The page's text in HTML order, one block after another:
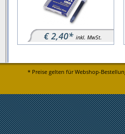
€ 2,40* inkl. MwSt.
* Preise gelten für Webshop-